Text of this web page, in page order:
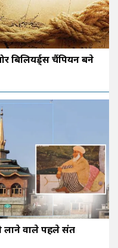
बिलियर्ड्स चैंपियन बने
लाने वाले पहले संत